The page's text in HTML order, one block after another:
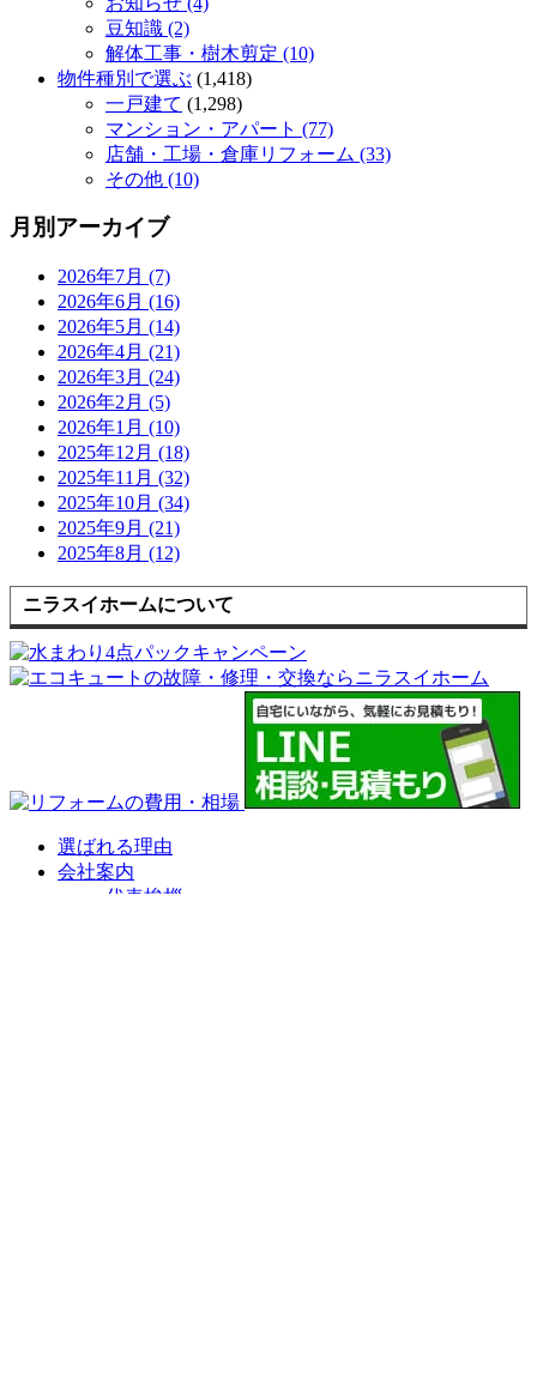
豆知識 (2)
解体工事・樹木剪定 (10)
物件種別で選ぶ (1,418)
一戸建て (1,298)
マンション・アパート (77)
店舗・工場・倉庫リフォーム (33)
その他 (10)
月別アーカイブ
2026年7月 (7)
2026年6月 (16)
2026年5月 (14)
2026年4月 (21)
2026年3月 (24)
2026年2月 (5)
2026年1月 (10)
2025年12月 (18)
2025年11月 (32)
2025年10月 (34)
2025年9月 (21)
2025年8月 (12)
ニラスイホームについて
選ばれる理由
会社案内
代表挨拶